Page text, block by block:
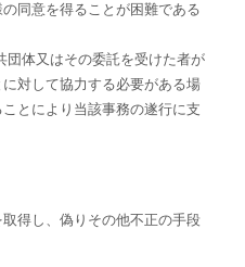
同意を得ることが困難である
団体又はその委託を受けた者が
対して協力する必要がある場
とにより当該事務の遂行に支
得し、偽りその他不正の手段